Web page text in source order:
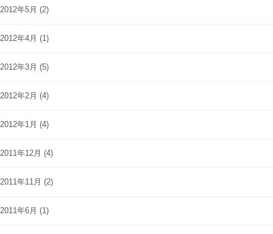
2012年5月 (2)
2012年4月 (1)
2012年3月 (5)
2012年2月 (4)
2012年1月 (4)
2011年12月 (4)
2011年11月 (2)
2011年6月 (1)